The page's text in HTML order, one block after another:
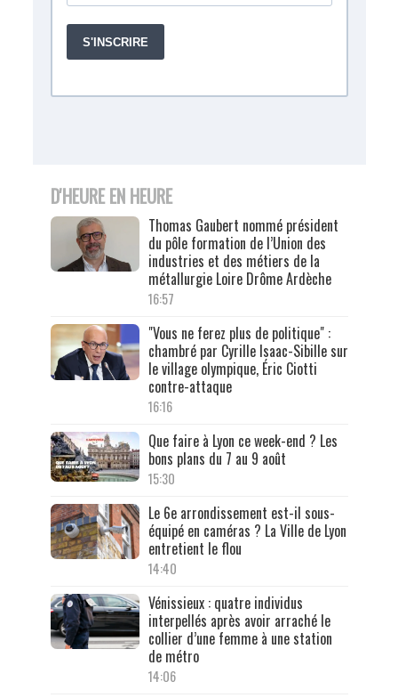
D'HEURE EN HEURE
Thomas Gaubert nommé président
du pôle formation de l’Union des
industries et des métiers de la
métallurgie Loire Drôme Ardèche
16:57
"Vous ne ferez plus de politique" :
chambré par Cyrille Isaac-Sibille sur
le village olympique, Éric Ciotti
contre-attaque
16:16
Que faire à Lyon ce week-end ? Les
bons plans du 7 au 9 août
15:30
Le 6e arrondissement est-il sous-
équipé en caméras ? La Ville de Lyon
entretient le flou
14:40
Vénissieux : quatre individus
interpellés après avoir arraché le
collier d’une femme à une station
de métro
14:06